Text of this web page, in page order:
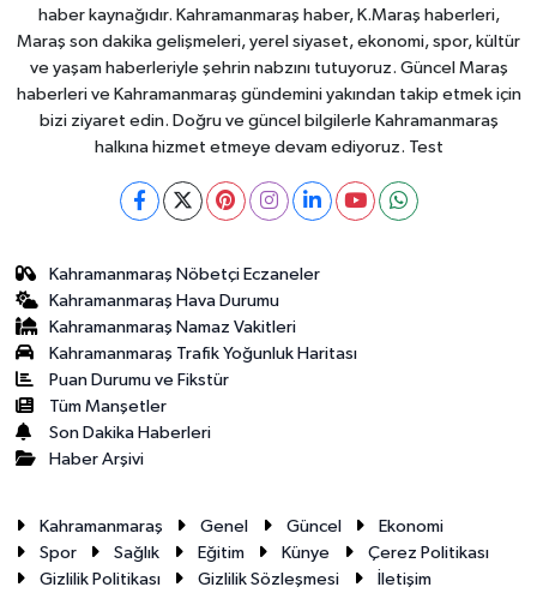
haber kaynağıdır. Kahramanmaraş haber, K.Maraş haberleri,
Maraş son dakika gelişmeleri, yerel siyaset, ekonomi, spor, kültür
ve yaşam haberleriyle şehrin nabzını tutuyoruz. Güncel Maraş
haberleri ve Kahramanmaraş gündemini yakından takip etmek için
bizi ziyaret edin. Doğru ve güncel bilgilerle Kahramanmaraş
halkına hizmet etmeye devam ediyoruz. Test
Kahramanmaraş Nöbetçi Eczaneler
Kahramanmaraş Hava Durumu
Kahramanmaraş Namaz Vakitleri
Kahramanmaraş Trafik Yoğunluk Haritası
Puan Durumu ve Fikstür
Tüm Manşetler
Son Dakika Haberleri
Haber Arşivi
Kahramanmaraş Genel Güncel
Ekonomi
Spor
Sağlık Eğitim Künye
Çerez Politikası
Gizlilik Politikası
Gizlilik Sözleşmesi İletişim